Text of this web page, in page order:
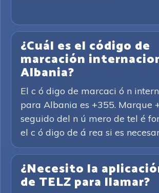
¿Cuál es el código de
marcación
Albania?
El c ó digo de marcaci ó n
para Albania es +355. Marque
seguido del n ú mero de tel é
el c ó digo de á rea si es
¿Necesito la
de TELZ para llamar?